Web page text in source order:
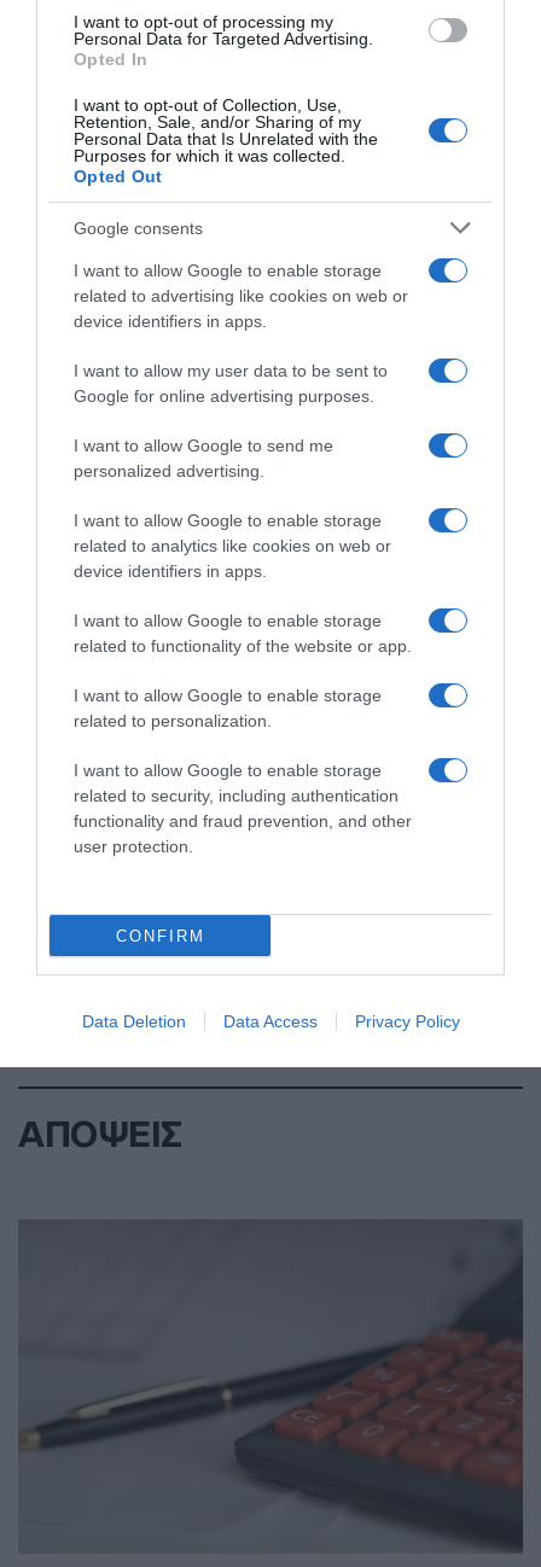
I want to opt-out of processing my
Personal Data for Targeted Advertising.
Opted In
I want to opt-out of Collection, Use,
Retention, Sale, and/or Sharing of my
Personal Data that Is Unrelated with the
Purposes for which it was collected.
Opted Out
Google consents
I want to allow Google to enable storage
related to advertising like cookies on web or
device identifiers in apps.
I want to allow my user data to be sent to
Google for online advertising purposes.
I want to allow Google to send me
personalized advertising.
I want to allow Google to enable storage
related to analytics like cookies on web or
device identifiers in apps.
I want to allow Google to enable storage
related to functionality of the website or app.
I want to allow Google to enable storage
related to personalization.
I want to allow Google to enable storage
related to security, including authentication
functionality and fraud prevention, and other
user protection.
CONFIRM
Data Deletion Data Access Privacy Policy
ΔΙΑΦΗΜΙΣΗ
ΑΠΟΨΕΙΣ